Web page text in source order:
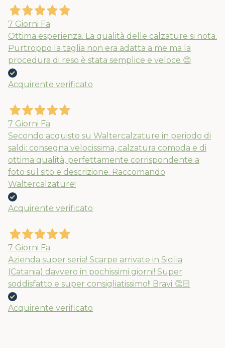
7 Giorni Fa
Ottima esperienza. La qualità delle calzature si nota.
Purtroppo la taglia non era adatta a me ma la
procedura di reso è stata semplice e veloce 😊
Acquirente verificato
7 Giorni Fa
Secondo acquisto su Waltercalzature in periodo di
saldi: consegna velocissima, calzatura comoda e di
ottima qualità, perfettamente corrispondente a
foto sul sito e descrizione. Raccomando
Waltercalzature!
Acquirente verificato
7 Giorni Fa
Azienda super seria! Scarpe arrivate in Sicilia
(Catania) davvero in pochissimi giorni! Super
soddisfatto e super consigliatissimo!! Bravi 👏🏻
Acquirente verificato